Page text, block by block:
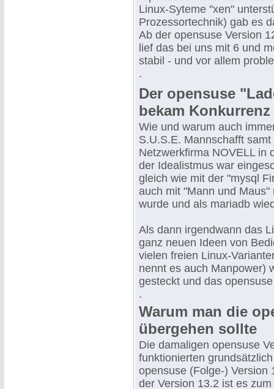
Linux-Syteme "xen"
Prozessortechnik) gab es
Ab der opensuse Version
lief das bei uns mit 6 und
stabil - und vor allem
.
Der opensuse
bekam Konkurrenz
Wie und warum auch
S.U.S.E. Mannschafft
Netzwerkfirma NOVELL in
der Idealistmus war
gleich wie mit der "mysql
auch mit "Mann und Maus"
wurde und als mariadb
Als dann irgendwann das
ganz neuen Ideen von
vielen freien Linux-
nennt es auch Manpower)
gesteckt und das
.
Warum man die
übergehen sollte
Die damaligen opensuse
funktionierten
opensuse (Folge-) Version
der Version 13.2 ist es